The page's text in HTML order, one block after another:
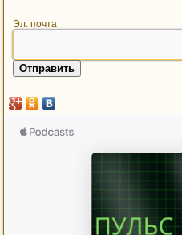
Эл. почта